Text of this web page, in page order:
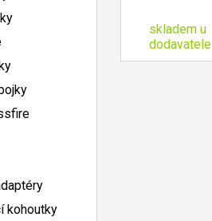
kohoutky
skladem u
dodavatele